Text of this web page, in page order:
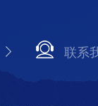
联系